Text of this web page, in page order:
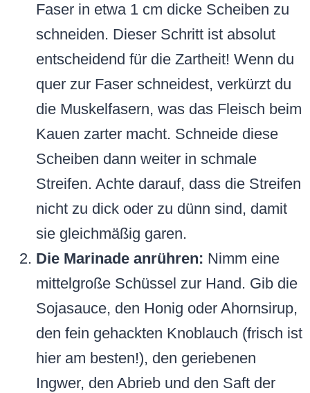
Faser in etwa 1 cm dicke Scheiben zu
schneiden. Dieser Schritt ist absolut
entscheidend für die Zartheit! Wenn du
quer zur Faser schneidest, verkürzt du
die Muskelfasern, was das Fleisch beim
Kauen zarter macht. Schneide diese
Scheiben dann weiter in schmale
Streifen. Achte darauf, dass die Streifen
nicht zu dick oder zu dünn sind, damit
sie gleichmäßig garen.
Die Marinade anrühren: Nimm eine
mittelgroße Schüssel zur Hand. Gib die
Sojasauce, den Honig oder Ahornsirup,
den fein gehackten Knoblauch (frisch ist
hier am besten!), den geriebenen
Ingwer, den Abrieb und den Saft der